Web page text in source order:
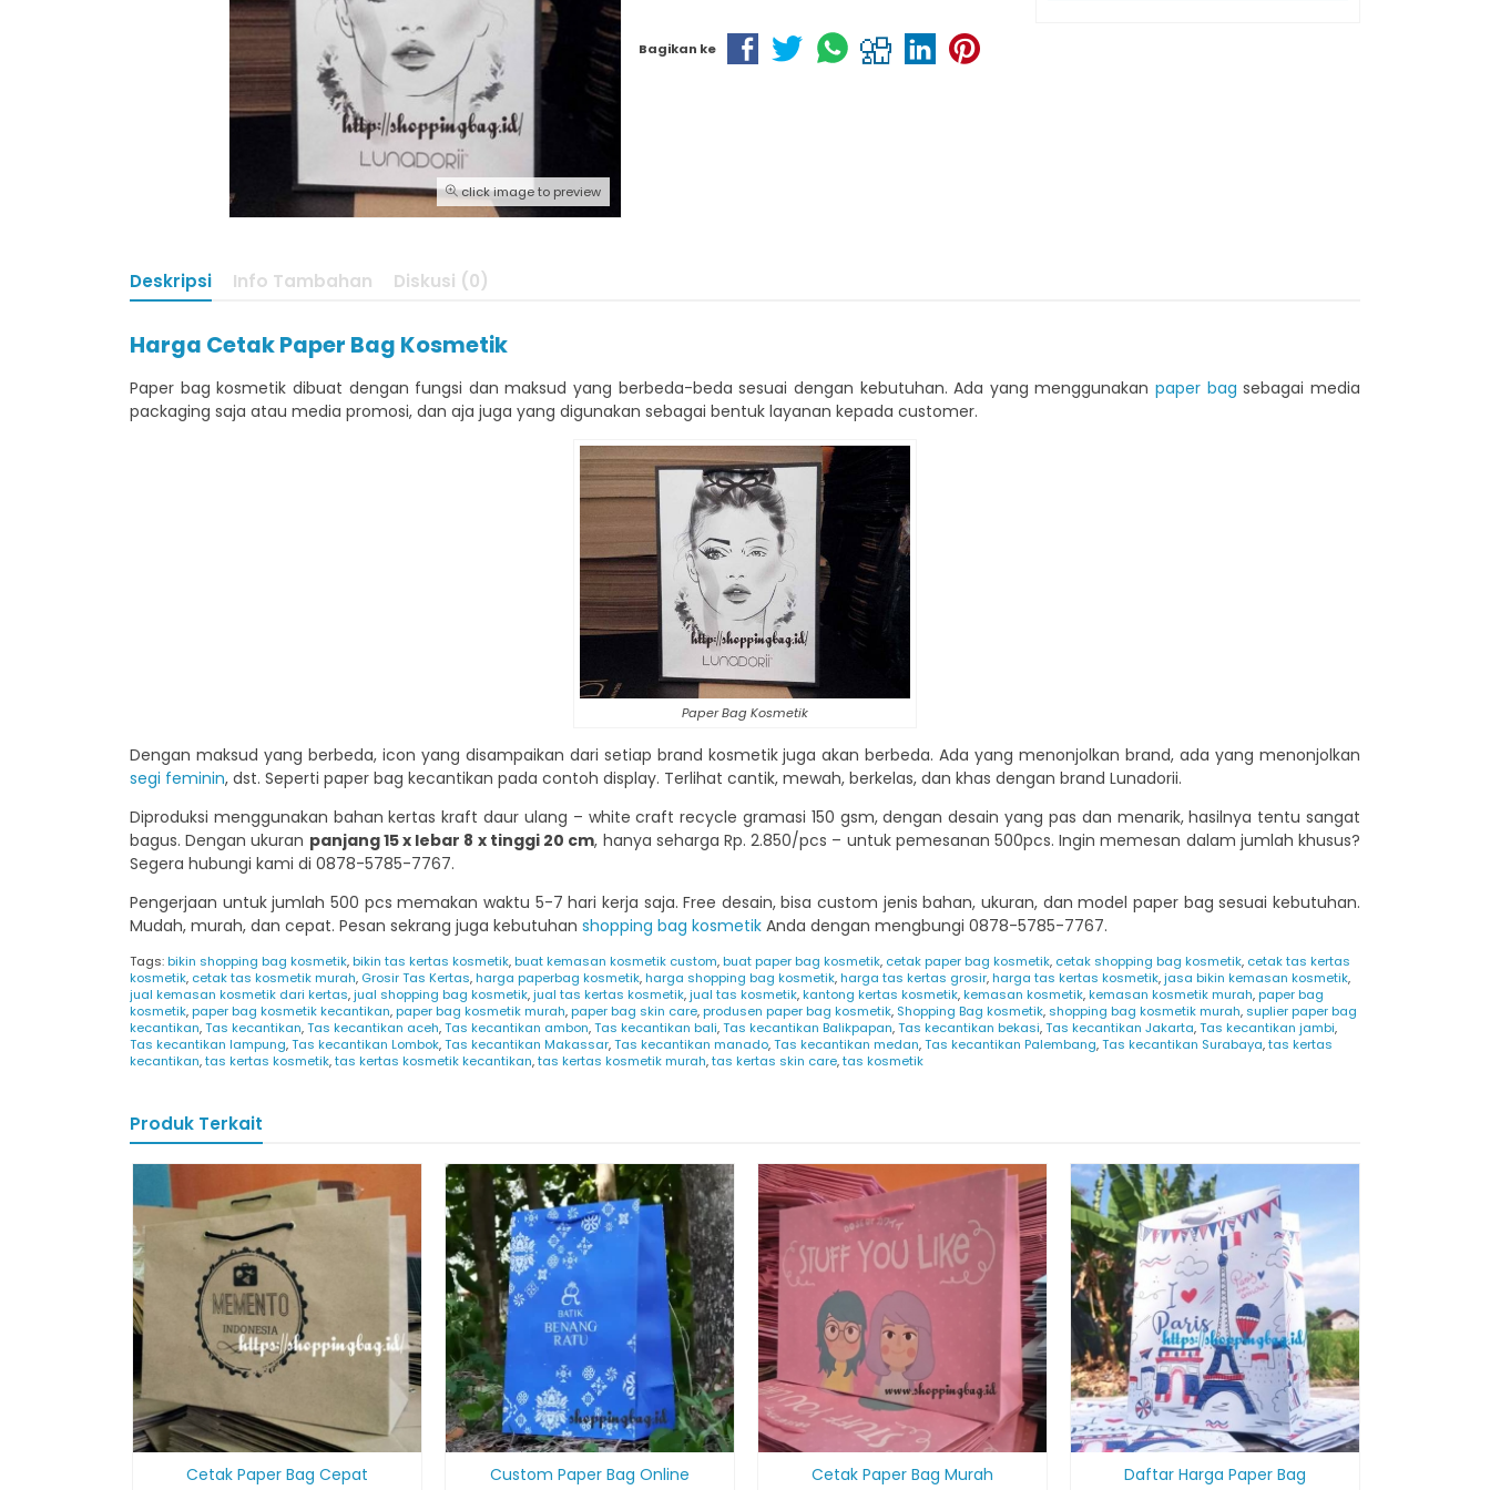
click image to preview
Bagikan ke
Deskripsi Info Tambahan Diskusi (0)
Harga Cetak Paper Bag Kosmetik
Paper bag kosmetik dibuat dengan fungsi dan maksud yang berbeda-beda sesuai dengan kebutuhan. Ada yang menggunakanpaper bag sebagai media
packaging saja atau media promosi, dan aja juga yang digunakan sebagai bentuk layanan kepada customer.
Paper Bag Kosmetik
Dengan maksud yang berbeda, icon yang disampaikan dari setiap brand kosmetik juga akan berbeda. Ada yang menonjolkan brand, ada yang menonjolkan
segi feminin, dst. Seperti paper bag kecantikan pada contoh display. Terlihat cantik, mewah, berkelas, dan khas dengan brand Lunadorii.
Diproduksi menggunakan bahan kertas kraft daur ulang – white craft recycle gramasi 150 gsm, dengan desain yang pas dan menarik, hasilnya tentu sangat
bagus. Dengan ukuran panjang 15 x lebar 8 x tinggi 20 cm, hanya seharga Rp. 2.850/pcs – untuk pemesanan 500pcs. Ingin memesan dalam jumlah khusus?
Segera hubungi kami di 0878-5785-7767.
Pengerjaan untuk jumlah 500 pcs memakan waktu 5-7 hari kerja saja. Free desain, bisa custom jenis bahan, ukuran, dan model paper bag sesuai kebutuhan.
Mudah, murah, dan cepat. Pesan sekrang juga kebutuhan shopping bag kosmetik Anda dengan mengbungi 0878-5785-7767.
Tags:bikin shopping bag kosmetik,bikin tas kertas kosmetik,buat kemasan kosmetik custom,buat paper bag kosmetik, cetak paper bag kosmetik, cetak shopping bag kosmetik, cetak tas kertas
kosmetik, cetak tas kosmetik murah, Grosir Tas Kertas,harga paperbag kosmetik,harga shopping bag kosmetik,harga tas kertas grosir,harga tas kertas kosmetik,jasa bikin kemasan kosmetik,
jual kemasan kosmetik dari kertas,jual shopping bag kosmetik,jual tas kertas kosmetik,jual tas kosmetik,kantong kertas kosmetik,kemasan kosmetik,kemasan kosmetik murah,paper bag
kosmetik,paper bag kosmetik kecantikan,paper bag kosmetik murah,paper bag skin care,produsen paper bag kosmetik, Shopping Bag kosmetik,shopping bag kosmetik murah,suplier paper bag
kecantikan,Tas kecantikan,Tas kecantikan aceh,Tas kecantikan ambon,Tas kecantikan bali,Tas kecantikan Balikpapan,Tas kecantikan bekasi,Tas kecantikan Jakarta,Tas kecantikan jambi,
Tas kecantikan lampung,Tas kecantikan Lombok,Tas kecantikan Makassar,Tas kecantikan manado,Tas kecantikan medan,Tas kecantikan Palembang,Tas kecantikan Surabaya,tas kertas
kecantikan,tas kertas kosmetik,tas kertas kosmetik kecantikan,tas kertas kosmetik murah,tas kertas skin care,tas kosmetik
Produk Terkait
Cetak Paper Bag Cepat Custom Paper Bag Online Cetak Paper Bag Murah Daftar Harga Paper Bag